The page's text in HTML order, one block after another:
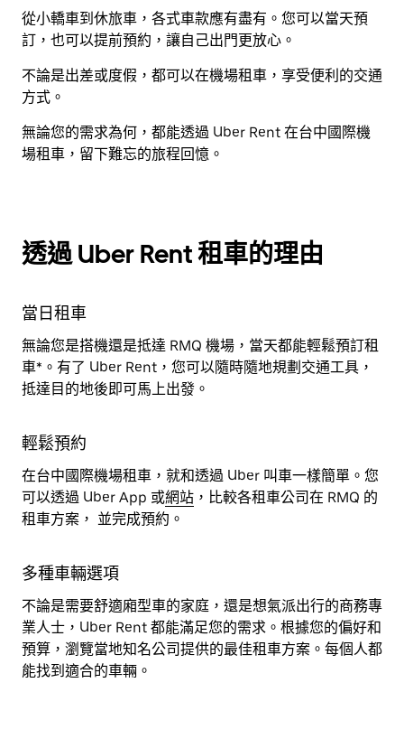
日
期。
離
開
鈕
即
行
事
選
擇
期。
按
開
按
關
閉
事
從小轎車到休旅車，各式車款應有盡有。您可以當天預
訂，也可以提前預約，讓自己出門更放心。
不論是出差或度假，都可以在機場租車，享受便利的交通
方式。
無論您的需求為何，都能透過 Uber Rent 在台中國際機
場租車，留下難忘的旅程回憶。
透過 Uber Rent 租車的理由
當日租車
無論您是搭機還是抵達 RMQ 機場，當天都能輕鬆預訂租
車*。有了 Uber Rent，您可以隨時隨地規劃交通工具，
抵達目的地後即可馬上出發。
輕鬆預約
在台中國際機場租車，就和透過 Uber 叫車一樣簡單。您
可以透過 Uber App 或網站 ，比較各租車公司在 RMQ 的
租車方案， 並完成預約。
多種車輛選項
不論是需要舒適廂型車的家庭，還是想氣派出行的商務專
業人士，Uber Rent 都能滿足您的需求。根據您的偏好和
預算，瀏覽當地知名公司提供的最佳租車方案。每個人都
能找到適合的車輛。